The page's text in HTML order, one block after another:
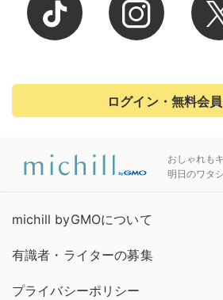
ログイン・無料会
おしゃれも
明日のワタ
michill byGMOについて
有識者・ライターの募集
プライバシーポリシー